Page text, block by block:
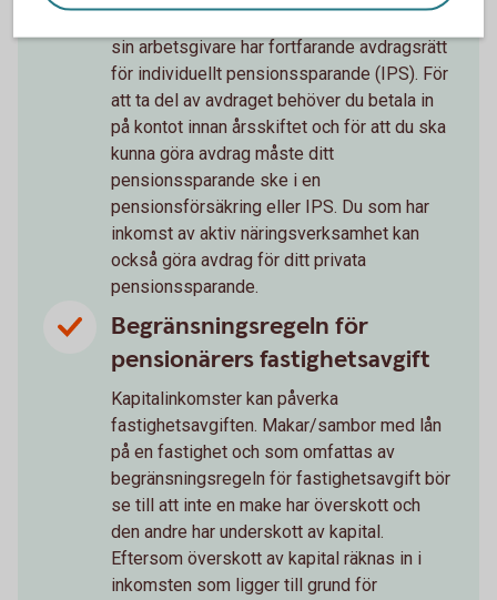
sin arbetsgivare har fortfarande avdragsrätt
för individuellt pensionssparande (IPS). För
att ta del av avdraget behöver du betala in
på kontot innan årsskiftet och för att du ska
kunna göra avdrag måste ditt
pensionssparande ske i en
pensionsförsäkring eller IPS. Du som har
inkomst av aktiv näringsverksamhet kan
också göra avdrag för ditt privata
pensionssparande.
Begränsningsregeln för
pensionärers fastighetsavgift
Kapitalinkomster kan påverka
fastighetsavgiften. Makar/sambor med lån
på en fastighet och som omfattas av
begränsningsregeln för fastighetsavgift bör
se till att inte en make har överskott och
den andre har underskott av kapital.
Eftersom överskott av kapital räknas in i
inkomsten som ligger till grund för